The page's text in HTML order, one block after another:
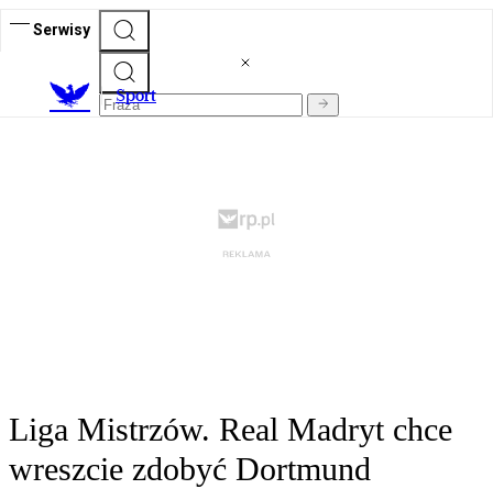
Serwisy
Sport
Liga Mistrzów. Real Madryt chce
wreszcie zdobyć Dortmund